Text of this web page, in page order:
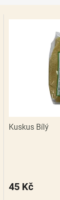
Kuskus Bílý
45 Kč